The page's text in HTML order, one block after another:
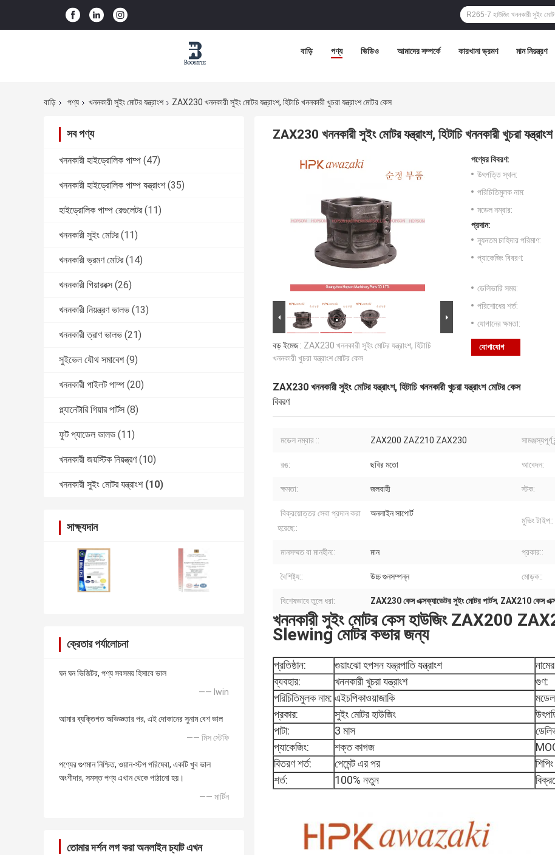
বাড়ি পণ্য ভিডিও আমাদের সম্পর্কে কারখানা ভ্রমণ মান নিয়ন্ত্রণ
বাড়ি পণ্য খননকারী সুইং মোটর যন্ত্রাংশ ZAX230 খননকারী সুইং মোটর যন্ত্রাংশ, হিটাচি খননকারী খুচরা যন্ত্রাংশ মোটর কেস
সব পণ্য
খননকারী হাইড্রোলিক পাম্প (47)
খননকারী হাইড্রোলিক পাম্প যন্ত্রাংশ (35)
হাইড্রোলিক পাম্প রেগুলেটর (11)
খননকারী সুইং মোটর (11)
খননকারী ভ্রমণ মোটর (14)
খননকারী গিয়ারবক্স (26)
খননকারী নিয়ন্ত্রণ ভালভ (13)
খননকারী ত্রাণ ভালভ (21)
সুইভেল যৌথ সমাবেশ (9)
খননকারী পাইলট পাম্প (20)
প্ল্যানেটারি গিয়ার পার্টস (8)
ফুট প্যাডেল ভালভ (11)
খননকারী জয়স্টিক নিয়ন্ত্রণ (10)
খননকারী সুইং মোটর যন্ত্রাংশ (10)
সাক্ষ্যদান
ক্রেতার পর্যালোচনা
ঘন ঘন ভিজিটর, পণ্য সবসময় হিসাবে ভাল
—— lwin
আমার ব্যক্তিগত অভিজ্ঞতার পর, এই দোকানের সুনাম বেশ ভাল
—— মিস স্টেফি
পণ্যের গুণমান নিশ্চিত, ওয়ান-স্টপ পরিষেবা, একটি খুব ভাল
অংশীদার, সমস্ত পণ্য এখান থেকে পাঠানো হয়।
—— মার্টিন
তোমার দর্শন লগ করা অনলাইন চ্যাট এখন
ZAX230 খননকারী সুইং মোটর যন্ত্রাংশ, হিটাচি খননকারী খুচরা
বড় ইমেজ : ZAX230 খননকারী সুইং মোটর যন্ত্রাংশ, হিটাচি
খননকারী খুচরা যন্ত্রাংশ মোটর কেস
পণ্যের বিবরণ:
উৎপত্তি স্থল:
পরিচিতিমুলক নাম:
মডেল নম্বার:
প্রদান:
ন্যূনতম চাহিদার পরিমাণ:
প্যাকেজিং বিবরণ:
ডেলিভারি সময়:
পরিশোধের শর্ত:
যোগানের ক্ষমতা:
যোগাযোগ
ZAX230 খননকারী সুইং মোটর যন্ত্রাংশ, হিটাচি খননকারী খুচরা যন্ত্রাংশ মোটর কেস
বিবরণ
মডেল নম্বার :: ZAX200 ZAZ210 ZAX230 সামঞ্জস্যপূর্ণ
রঙ: ছবির মতো আবেদন:
ক্ষমতা: জলবাহী স্টক:
বিক্রয়োত্তর সেবা প্রদান করা
হয়েছে::
অনলাইন সাপোর্ট
মুভিং টাইপ::
মানসম্মত বা মানহীন:: মান প্রকার::
বৈশিষ্ট্য:: উচ্চ গুনসম্পন্ন মোড়ক::
বিশেষভাবে তুলে ধরা: ZAX230 কেস এক্সক্যাভেটর সুইং মোটর পার্টস, ZAX210 কেস
খননকারী সুইং মোটর কেস হাউজিং ZAX200
Slewing মোটর কভার জন্য
প্রতিষ্ঠান: গুয়াংঝো হপসন যন্ত্রপাতি যন্ত্রাংশ
ব্যবহার:
খননকারী খুচরা যন্ত্রাংশ গুণ:
পরিচিতিমুলক নাম: এইচপিকাওয়াজাকি
প্রকার:
সুইং মোটর হাউজিং
পাটা:
3 মাস
প্যাকেজিং:
শক্ত কাগজ
বিতরণ শর্ত:
পেমেন্ট এর পর
শর্ত:
100% নতুন